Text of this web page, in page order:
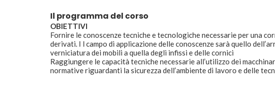
Il programma del corso
OBIETTIVI
Fornire le conoscenze tecniche e tecnologiche necessarie per una
derivati. I l campo di applicazione delle conoscenze sarà quello
verniciatura dei mobili a quella degli infissi e delle cornici
Raggiungere le capacità tecniche necessarie all’utilizzo dei
normative riguardanti la sicurezza dell’ambiente di lavoro e delle